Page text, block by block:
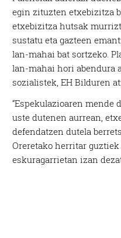
egin zituzten etxebizitza
etxebizitza hutsak
sustatu eta gazteen
lan-mahai bat sortzeko.
lan-mahai hori abendura
sozialistek, EH Bilduren
“Espekulazioaren mende
uste dutenen aurrean,
defendatzen dutela
Oreretako herritar
eskuragarrietan izan